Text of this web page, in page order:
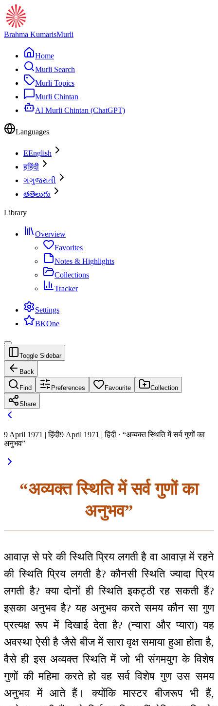
Brahma KumarisMurli
Home
Murli Search
Murli Topics
Murli Chintan
AI Murli Chintan (ChatGPT)
Languages
EEnglish
हहिंदी
ગગુજરાતી
తతెలుగు
Library
Overview
Favorites
Notes & Highlights
Collections
Tracker
Settings
BKOne
Toggle Sidebar
Back
Find Preferences Favourite Collection
Share
9 April 1971 | हिंदी9 April 1971 | हिंदी · “अव्यक्त स्थिति में सर्व गुणों का
अनुभव”
“अव्यक्त स्थिति में सर्व गुणों का
अनुभव”
आवाज़ से परे की स्थिति प्रिय लगती है वा आवाज़ में रहने
की स्थिति प्रिय लगती है? कौनसी स्थिति ज्यादा प्रिय
लगती है? क्या दोनों ही स्थिति इकट्ठी रह सकती हैं?
इसका अनुभव है? यह अनुभव करते समय कौन सा गुण
प्रत्यक्ष रूप में दिखाई देता है? (न्यारा और प्यारा) यह
अवस्था ऐसी है जैसे बीज में सारा वृक्ष समाया हुआ होता है,
वैसे ही इस अव्यक्त स्थिति में जो भी संगमयुग के विशेष
गुणों की महिमा करते हो वह सर्व विशेष गुण उस समय
अनुभव में आते हैं। क्योंकि मास्टर बीजरूप भी हैं,